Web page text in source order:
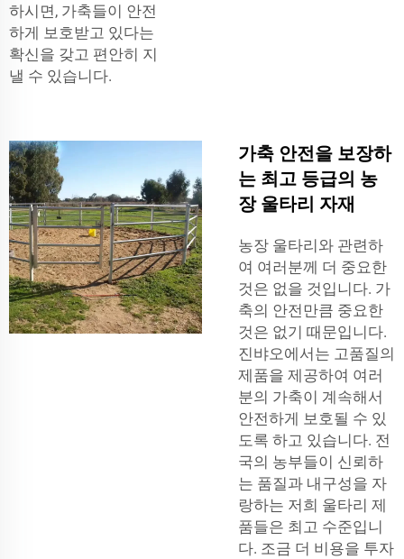
하시면, 가축들이 안전
하게 보호받고 있다는
확신을 갖고 편안히 지
낼 수 있습니다.
가축 안전을 보장하
는 최고 등급의 농
장 울타리 자재
농장 울타리와 관련하
여 여러분께 더 중요한
것은 없을 것입니다. 가
축의 안전만큼 중요한
것은 없기 때문입니다.
진뱌오에서는 고품질의
제품을 제공하여 여러
분의 가축이 계속해서
안전하게 보호될 수 있
도록 하고 있습니다. 전
국의 농부들이 신뢰하
는 품질과 내구성을 자
랑하는 저희 울타리 제
품들은 최고 수준입니
다. 조금 더 비용을 투자